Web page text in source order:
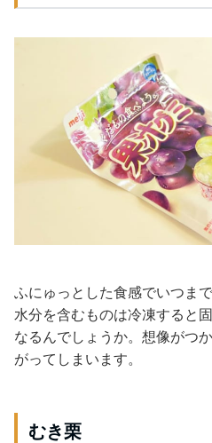
ふにゅっとした食感でいつま
水分を含むものは冷凍すると
なるんでしょうか。想像がつ
がってしまいます。
むき栗